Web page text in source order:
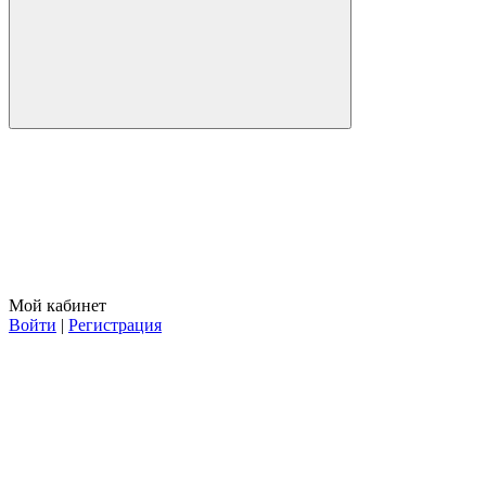
Мой кабинет
Войти | Регистрация